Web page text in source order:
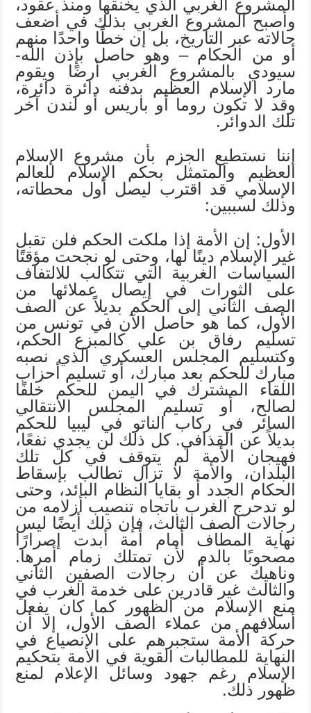
المشروع الغربي الذي يخنقها ومنذ عقود،
وأصبح المشروع الغربي بذلك في أضعف
حالاته عبر التاريخ، بل إن خطًا واحدًا منهم
أو من الحكام – وهو حاصل بإذن الله-
سيودي بالمشروع الغربي أرضًا ويقوم
مارد الإسلام العظيم بدفنه دائرة دائرة،
وقد لا تكون روما أو باريس أو لندن آخر
تلك الدوائر.
إننا نستطيع الجزم بأن مشروع الإسلام
العظيم والمتمثل بحكم الإسلام للعالم
الإسلامي قد اقترب ليصل أول محطاته،
وذلك لسببين:
الأول: إن الأمة إذا ملكت الحكم فلن تقبل
غير الإسلام دينًا لها، وحتى لو نجحت مؤقتًا
السياسات الغربية التي تتكالب للالتفاف
على الثورات في إيصال عملائها من
الصف الثاني إلى الحكم بديلاً عن الصف
الأول، كما هو حاصل الآن في تونس من
تسليم رفاق بن علي كالمبزع الحكم،
وكتسليم المجلس العسكري الذي نصبه
مبارك للحكم بعد مبارك، أو تسليم أحزاب
اللقاء المشترك في اليمن للحكم خلفًا
لصالح، أو تسليم المجلس الانتقالي
السائر في ركاب الناتو في ليبيا للحكم
بديلاً عن القذافي. كل ذلك لن يجدي نفعًا،
فهيجان الأمة لم يتوقف في كل تلك
البلدان، والأمة لا تزال تطالب بإسقاط
الحكام الجدد أو بقايا النظام البائد، وحتى
لو تدحرج الغرب باتجاه تنصيب أزلامه من
رجالات الصف الثالث، فإن ذلك أيضًا ليس
نهاية المطاف أمام أمة أبدت إصرارًا
مصحوبًا بالدم لأن تمتلك زمام أمرها.
وناهيك عن أن رجالات الصفين الثاني
والثالث غير قادرين على خدمة الغرب في
منع الإسلام من الظهور كما كان يفعل
أسلافهم من عملاء الصف الأول، إلا أن
حركة الأمة ستجبرهم على الانصياع في
النهاية للمطالبات القوية في الأمة بتحكيم
الإسلام رغم جهود وسائل الإعلام لمنع
ظهور ذلك.